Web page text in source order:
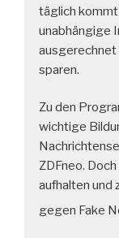
täglich kommt
unabhängige
ausgerechnet
sparen.
Zu den
wichtige
ZDFneo.
aufhalten und
gegen Fake